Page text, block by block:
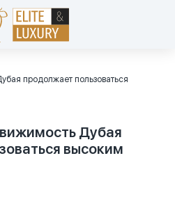
продолжает пользоваться
Дубая
высоким